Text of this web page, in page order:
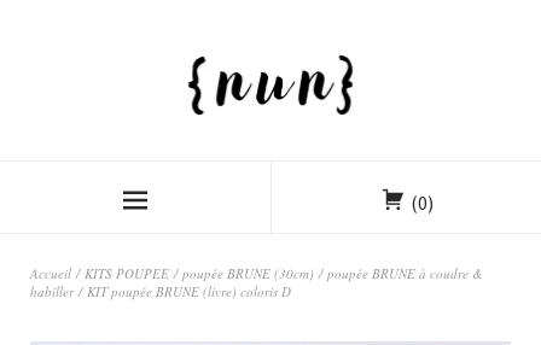
(0)
Accueil / KITS POUPEE / poupée BRUNE (30cm) / poupée BRUNE à coudre &
habiller/ KIT poupée BRUNE (livre) coloris D